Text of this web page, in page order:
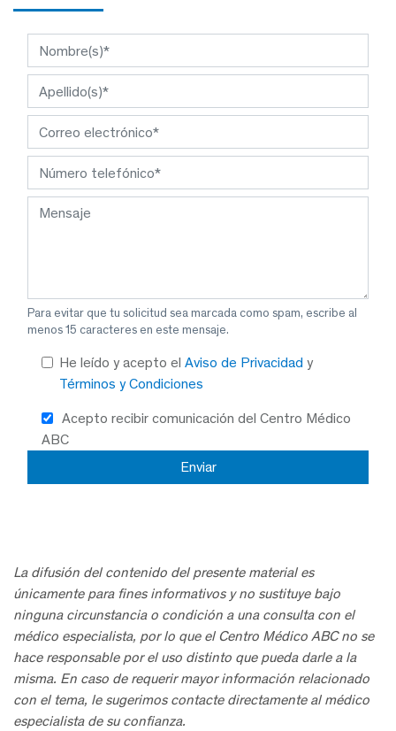
Para evitar que tu solicitud sea marcada como spam, escribe al
menos 15 caracteres en este mensaje.
He leído y acepto el Aviso de Privacidad y
Términos y Condiciones
Acepto recibir comunicación del Centro Médico
ABC
La difusión del contenido del presente material es
únicamente para fines informativos y no sustituye bajo
ninguna circunstancia o condición a una consulta con el
médico especialista, por lo que el Centro Médico ABC no se
hace responsable por el uso distinto que pueda darle a la
misma. En caso de requerir mayor información relacionado
con el tema, le sugerimos contacte directamente al médico
especialista de su confianza.